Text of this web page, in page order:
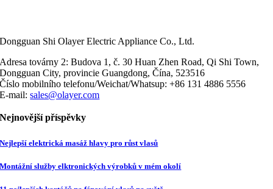
Dongguan Shi Olayer Electric Appliance Co., Ltd.
Adresa továrny 2: Budova 1, č. 30 Huan Zhen Road, Qi Shi Town,
Dongguan City, provincie Guangdong, Čína, 523516
Číslo mobilního telefonu/Weichat/Whatsup: +86 131 4886 5556
E-mail:sales@olayer.com
Nejnovější příspěvky
Nejlepší elektrická masáž hlavy pro růst vlasů
Montážní služby elktronických výrobků v mém okolí